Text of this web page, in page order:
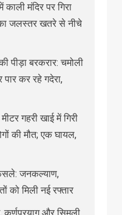
काली मंदिर पर गिरा
जलस्तर खतरे से नीचे
पीड़ा बरकरार: चमोली
कर रहे गदेरा,
गहरी खाई में गिरी
की मौत; एक घायल,
जनकल्याण,
को मिली नई रफ्तार
कर्णप्रयाग और सिमली